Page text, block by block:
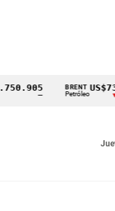
BRENT
Petróleo
US$73,48
▼ 1.12